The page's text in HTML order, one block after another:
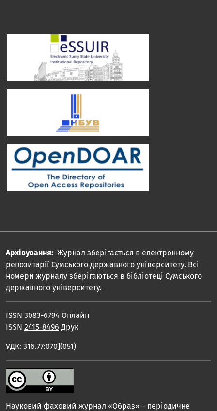
Архівування: Журнал зберігається в електронному
репозитарії Сумського державного університету. Всі
номери журналу зберігаються в бібліотеці Сумського
державного університету.
ISSN 3083-6794 Онлайн
ISSN 2415-8496 Друк
УДК: 316.77:070](051)
Науковий фаховий журнал «Образ» – періодичне